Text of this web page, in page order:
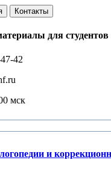
Контакты
для студентов
42
мск
и